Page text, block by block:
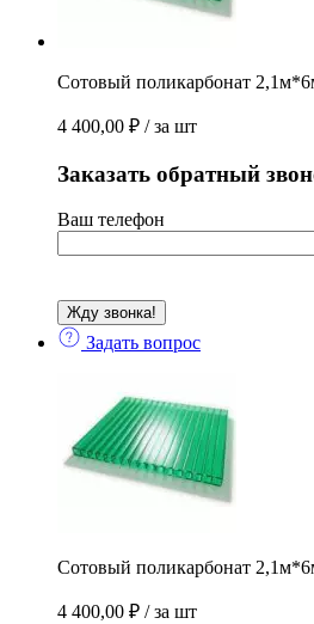
Сотовый поликарбонат
4 400,00 ₽ / за шт
Заказать обратный
Ваш телефон
Задать вопрос
Сотовый поликарбонат
4 400,00 ₽ / за шт